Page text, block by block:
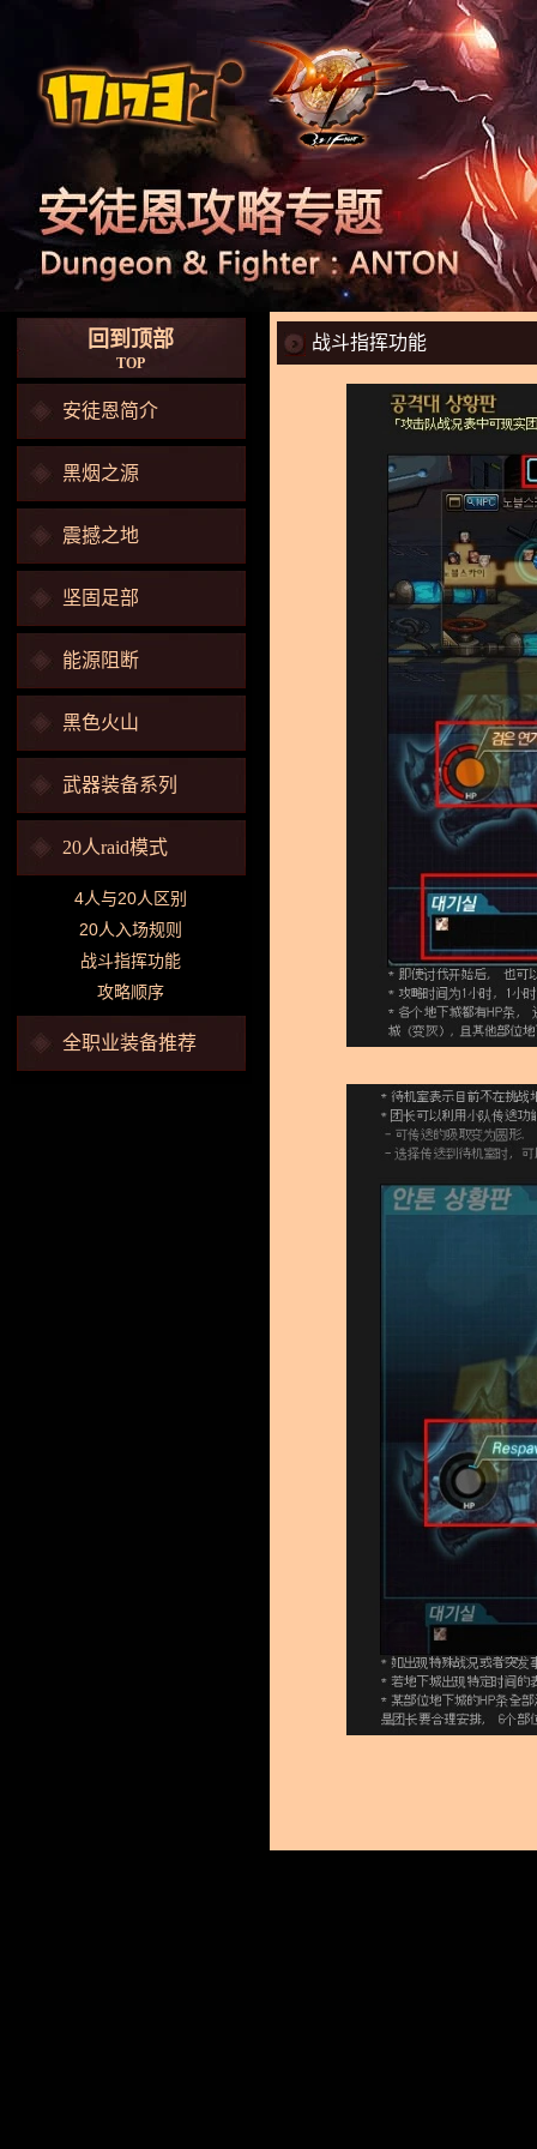
回到顶部
TOP
安徒恩简介
黑烟之源
震撼之地
坚固足部
能源阻断
黑色火山
武器装备系列
20人raid模式
4人与20人区别
20人入场规则
战斗指挥功能
攻略顺序
全职业装备推荐
战斗指挥功能